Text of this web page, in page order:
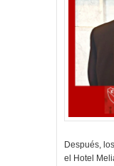
Después,
el Hotel